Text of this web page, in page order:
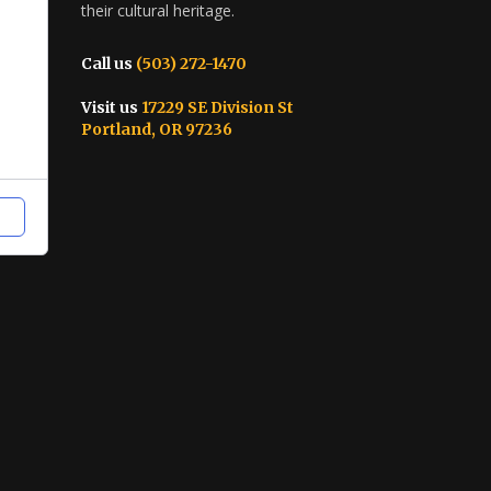
their cultural heritage.
Call us (503) 272-1470
Visit us 17229 SE Division St
Portland, OR 97236